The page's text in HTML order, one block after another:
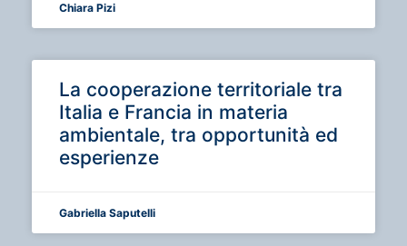
Chiara Pizi
La cooperazione territoriale tra
Italia e Francia in materia
ambientale, tra opportunità ed
esperienze
Gabriella Saputelli